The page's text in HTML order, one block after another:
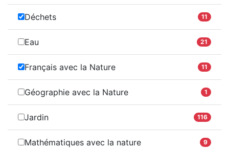
Déchets 11
Eau 21
Français avec la Nature 11
Géographie avec la Nature 1
Jardin 116
Mathématiques avec la nature 9